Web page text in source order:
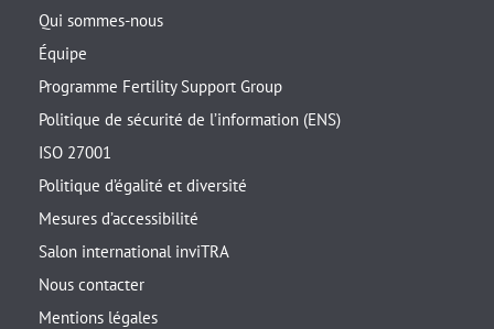
Qui sommes-nous
Équipe
Programme Fertility Support Group
Politique de sécurité de l’information (ENS)
ISO 27001
Politique d’égalité et diversité
Mesures d’accessibilité
Salon international inviTRA
Nous contacter
Mentions légales